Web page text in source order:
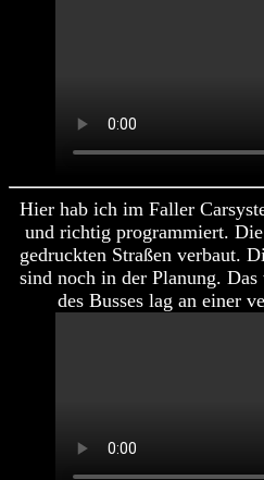
Hier hab ich im Faller
und richtig programmiert.
gedruckten Straßen verbaut.
sind noch in der Planung. Das
des Busses lag an einer